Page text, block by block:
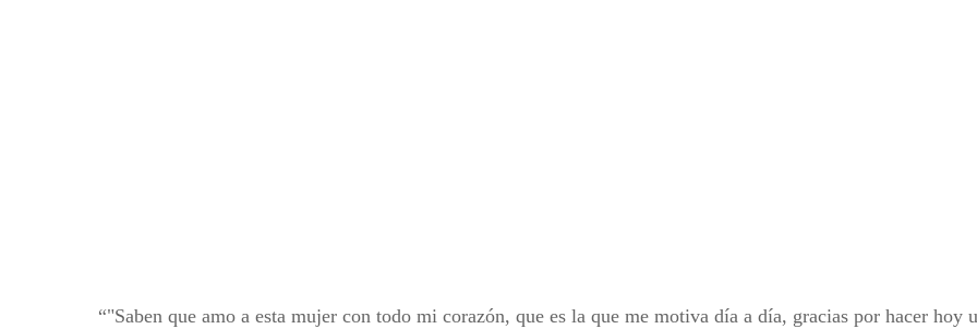
"Saben que amo a esta mujer con todo mi corazón, que es la que me motiva día a día, gracias por hacer hoy